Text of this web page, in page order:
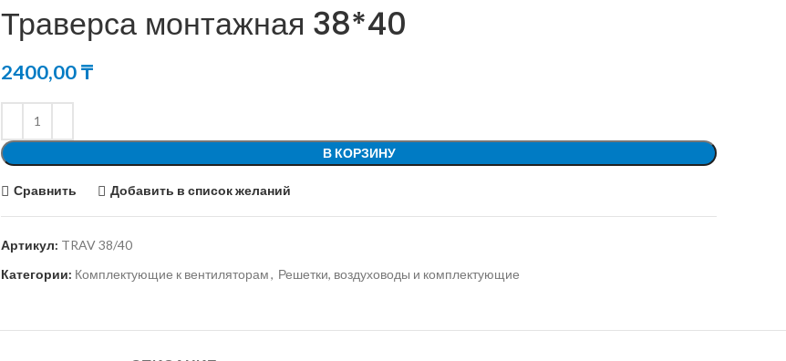
Траверса монтажная 38*40
2400,00₸
В КОРЗИНУ
Сравнить Добавить в список желаний
Артикул: TRAV 38/40
Категории: Комплектующие к вентиляторам, Решетки, воздуховоды и комплектующие